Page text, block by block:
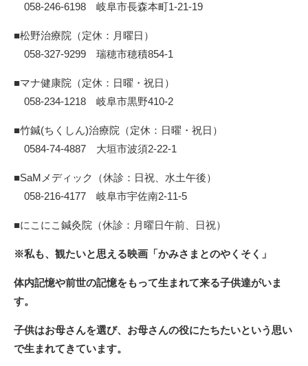
058-246-6198 岐阜市長森本町1-21-19
■松野治療院（定休：月曜日）
058-327-9299 瑞穂市穂積854-1
■マナ健康院（定休：日曜・祝日）
058-234-1218 岐阜市黒野410-2
■竹鍼(ちくしん)治療院（定休：日曜・祝日）
0584-74-4887 大垣市波須2-22-1
■SaMメディック（休診：日祝、水土午後）
058-216-4177 岐阜市宇佐南2-11-5
■にこにこ鍼灸院（休診：月曜日午前、日祝）
※私も、観たいと思える映画「かみさまとのやくそく」
体内記憶や前世の記憶をもって生まれて来る子供達がいま
す。
子供はお母さんを選び、お母さんの役にたちたいという思い
で生まれてきています。